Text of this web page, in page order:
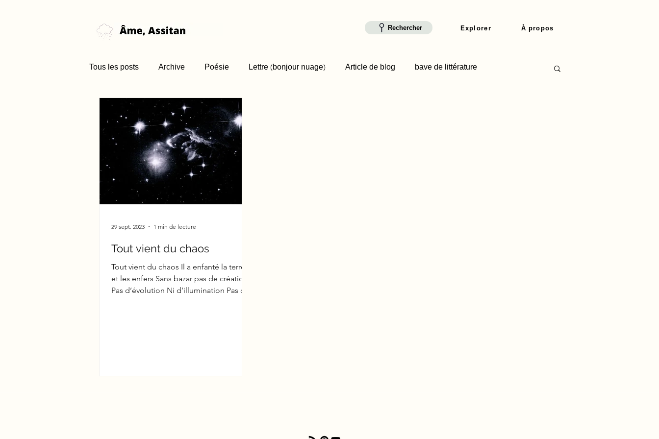
Rechercher Explorer À propos
Tous les posts Archive Poésie Lettre (bonjour nuage) Article de blog bave de littérature
Nouvelle (brume) Favori
Tout vient du chaos
Tout vient du chaos Il a enfanté la terre
et les enfers Sans bazar pas de création
Pas d’évolution Ni d’illumination Pas de
29 sept. 2023 1 min de lecture